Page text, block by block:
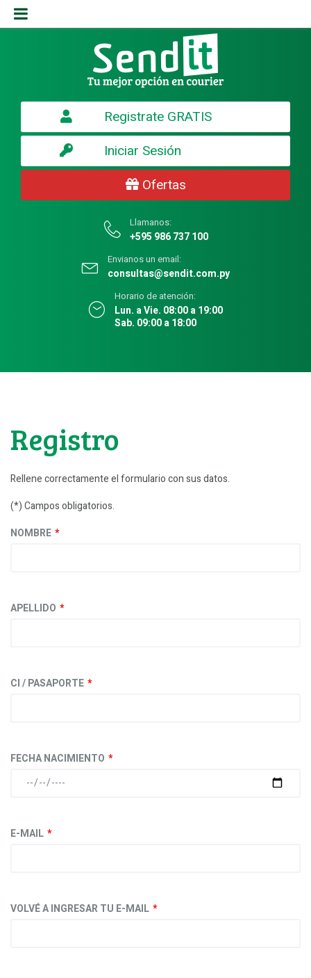
Registrate GRATIS
Iniciar Sesión
Ofertas
Llamanos:
+595 986 737 100
Envianos un email:
consultas@sendit.com.py
Horario de atención:
Lun. a Vie. 08:00 a 19:00
Sab. 09:00 a 18:00
Registro
Rellene correctamente el formulario con sus datos.
(*) Campos obligatorios.
NOMBRE
APELLIDO
CI / PASAPORTE
FECHA NACIMIENTO
E-MAIL
VOLVÉ A INGRESAR TU E-MAIL